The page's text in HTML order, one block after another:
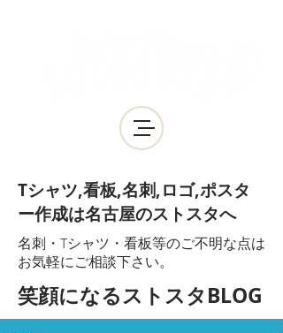
Tシャツ,看板,名刺,ロゴ,ポスタ
ー作成は名古屋のストスタへ
​笑顔になるストスタBLOG
​名刺・Tシャツ・看板等のご不明な点は
お気軽にご相談下さい。